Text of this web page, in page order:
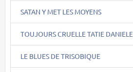
SATAN Y MET LES MOYENS
TOUJOURS CRUELLE TATIE DANIELE
LE BLUES DE TRISOBIQUE